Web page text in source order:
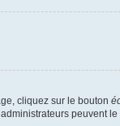
cliquez sur le bouton
peuvent